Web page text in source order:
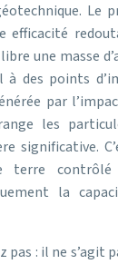
Le
efficacité
une masse
des points
par
les
significative.
terre
la
pas : il ne s’agit